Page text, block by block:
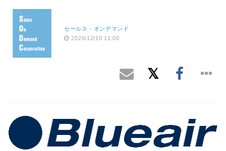
セールス・オンデマンド
2020/12/10 11:00